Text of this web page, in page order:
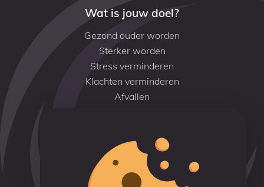
Wat is jouw doel?
Gezond ouder worden
Sterker worden
Stress verminderen
Klachten verminderen
Afvallen
Hoofdlocatie
Savornin Lohmanstraat 9
6004 AM Weert